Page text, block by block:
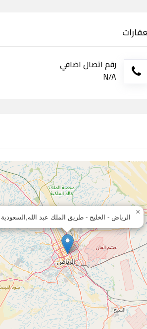
رقم اتصال اضافي
N/A
الرياض - الخليج - طريق الملك عبد الله,السعودية
×